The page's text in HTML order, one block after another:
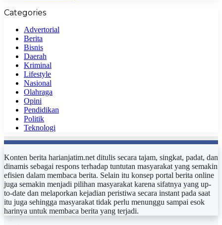
Categories
Advertorial
Berita
Bisnis
Daerah
Kriminal
Lifestyle
Nasional
Olahraga
Opini
Pendidikan
Politik
Teknologi
Konten berita harianjatim.net ditulis secara tajam, singkat, padat, dan
dinamis sebagai respons terhadap tuntutan masyarakat yang semakin
efisien dalam membaca berita. Selain itu konsep portal berita online
juga semakin menjadi pilihan masyarakat karena sifatnya yang up-
to-date dan melaporkan kejadian peristiwa secara instant pada saat
itu juga sehingga masyarakat tidak perlu menunggu sampai esok
harinya untuk membaca berita yang terjadi.